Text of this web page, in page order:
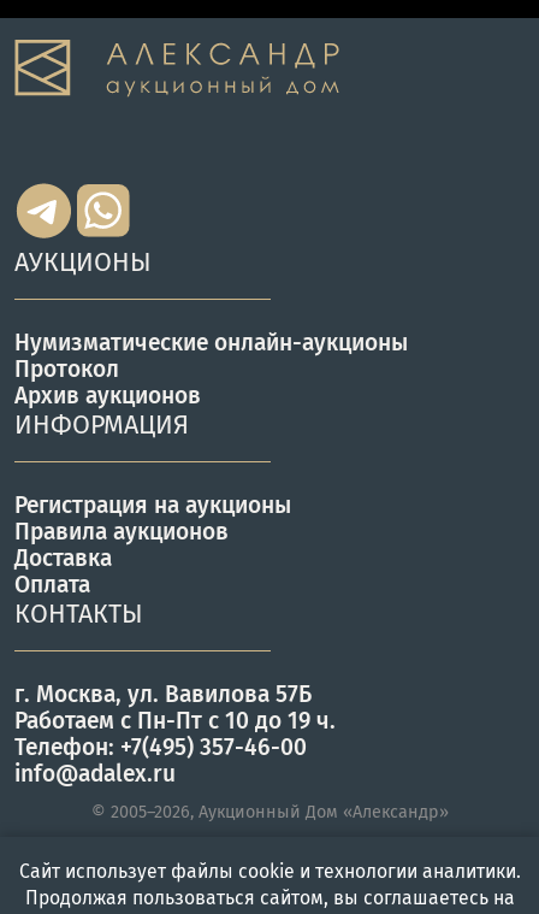
АУКЦИОНЫ
Нумизматические онлайн-аукционы
Протокол
Архив аукционов
ИНФОРМАЦИЯ
Регистрация на аукционы
Правила аукционов
Доставка
Оплата
КОНТАКТЫ
г. Москва, ул. Вавилова 57Б
Работаем с Пн-Пт с 10 до 19 ч.
Телефон: +7(495) 357-46-00
info@adalex.ru
© 2005–2026, Аукционный Дом «Александр»
Сайт использует файлы cookie и технологии аналитики.
Продолжая пользоваться сайтом, вы соглашаетесь на
Главная Войти Меню